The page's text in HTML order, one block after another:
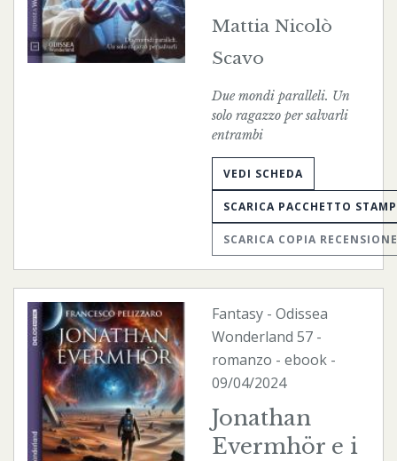
Mattia Nicolò
Scavo
Due mondi paralleli. Un
solo ragazzo per salvarli
entrambi
VEDI SCHEDA
SCARICA PACCHETTO
SCARICA COPIA RECENSIONE
Fantasy - Odissea
Wonderland 57 -
romanzo - ebook -
09/04/2024
Jonathan
Evermhör e i